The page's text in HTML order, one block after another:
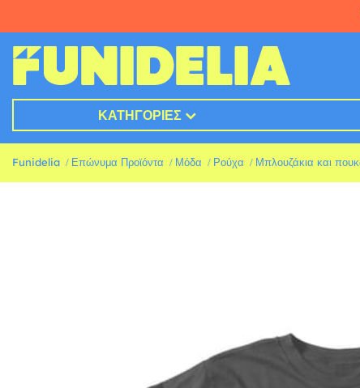
ΚΑΤΗΓΟΡΊΕΣ
Funidelia Επώνυμα Προϊόντα Μόδα Ρούχα Μπλουζάκια και